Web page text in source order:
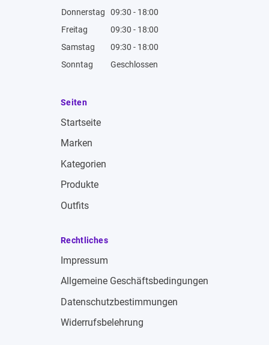
Donnerstag
09:30 - 18:00
Freitag
09:30 - 18:00
Samstag
09:30 - 18:00
Sonntag
Geschlossen
Seiten
Startseite
Marken
Kategorien
Produkte
Outfits
Rechtliches
Impressum
Allgemeine Geschäftsbedingungen
Datenschutzbestimmungen
Widerrufsbelehrung